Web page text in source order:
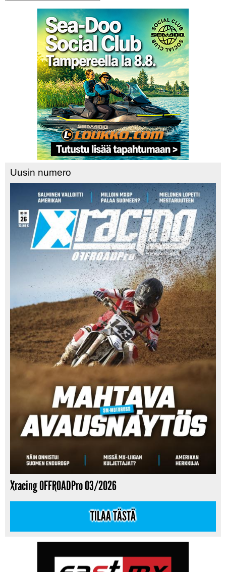
Uusin numero
Xracing OFFROADPro 03/2026
TILAA TÄSTÄ